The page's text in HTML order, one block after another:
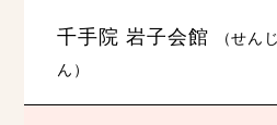
千手院 岩子会館
（せん
ん）